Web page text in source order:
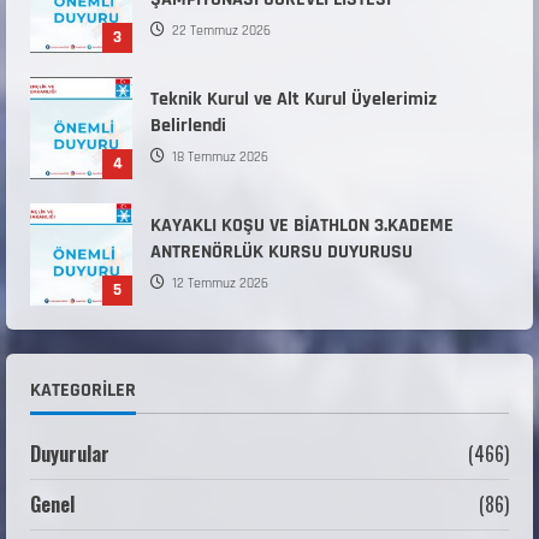
3 22 Temmuz 2026
4
Teknik Kurul ve Alt Kurul Üyelerimiz
Belirlendi
18 Temmuz 2026
5
KAYAKLI KOŞU VE BİATHLON 3.KADEME
ANTRENÖRLÜK KURSU DUYURUSU
12 Temmuz 2026
1
Millî Savunma Bakanlığı Kara, Deniz ve Hava
Temini Başvuruları Başlamıştır.
ANALİG TEKERLEKLİ KAYAK TÜRKİYE
KATEGORILER
Duyurular
(466)
Genel
(86)